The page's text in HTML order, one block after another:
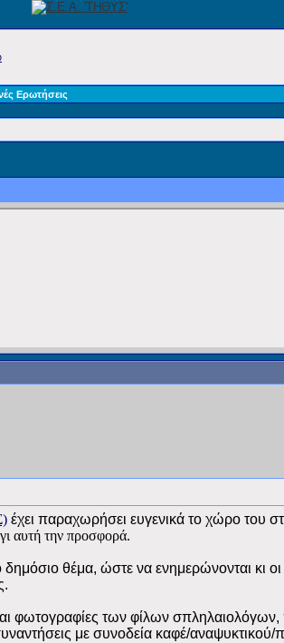
Ερωτήσεις
έχει παραχωρήσει ευγενικά το χώρο του
αυτή την προσφορά.
δημόσιο θέμα, ώστε να ενημερώνονται
φωτογραφίες των φίλων
με συνοδεία καφέ/αναψυκτικού/